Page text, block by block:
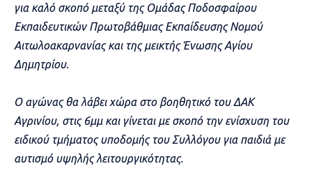
για καλό σκοπό μεταξύ της Ομάδας Ποδοσφαίρου
Εκπαιδευτικών Πρωτοβάθμιας Εκπαίδευσης Νομού
Αιτωλοακαρνανίας και της μεικτής Ένωσης Αγίου
Δημητρίου.
Ο αγώνας θα λάβει χώρα στο βοηθητικό του ΔΑΚ
Αγρινίου, στις 6μμ και γίνεται με σκοπό την ενίσχυση του
ειδικού τμήματος υποδομής του Συλλόγου για παιδιά με
αυτισμό υψηλής λειτουργικότητας.